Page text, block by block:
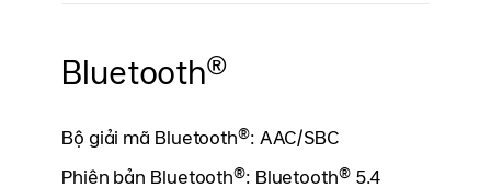
Bluetooth®
Bộ giải mã Bluetooth®: AAC/SBC
Phiên bản Bluetooth®: Bluetooth® 5.4